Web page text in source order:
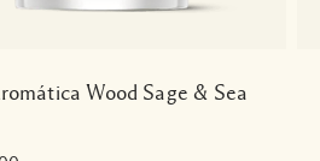
Wood Sage & Sea